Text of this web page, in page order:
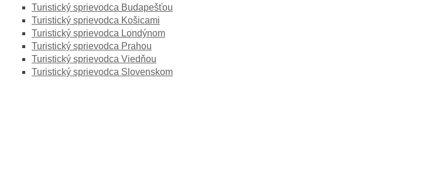
Turistický sprievodca Budapešťou
Turistický sprievodca Košicami
Turistický sprievodca Londýnom
Turistický sprievodca Prahou
Turistický sprievodca Viedňou
Turistický sprievodca Slovenskom